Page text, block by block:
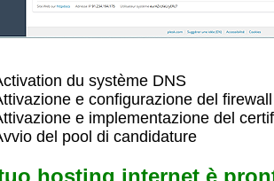
du système DNS
e configurazione del firewall
e implementazione del
del pool di candidature
hosting internet è